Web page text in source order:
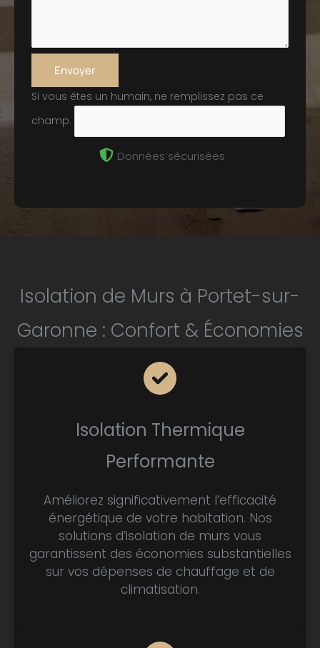
Envoyer
Si vous êtes un humain, ne remplissez pas ce
champ.
Données sécurisées
Isolation de Murs à Portet-sur-
Garonne : Confort & Économies
Isolation Thermique
Performante
Améliorez significativement l’efficacité
énergétique de votre habitation. Nos
solutions d’isolation de murs vous
garantissent des économies substantielles
sur vos dépenses de chauffage et de
climatisation.